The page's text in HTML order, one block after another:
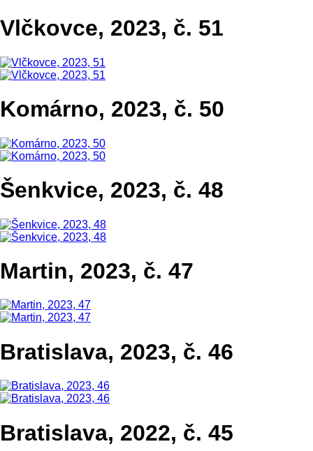
Vlčkovce, 2023, č. 51
Komárno, 2023, č. 50
Šenkvice, 2023, č. 48
Martin, 2023, č. 47
Bratislava, 2023, č. 46
Bratislava, 2022, č. 45